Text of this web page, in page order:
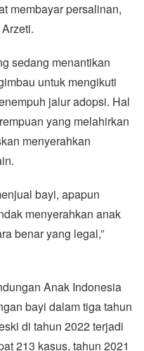
membayar persalinan,
sedang menantikan
untuk mengikuti
jalur adopsi. Hal
yang melahirkan
menyerahkan
bayi, apapun
menyerahkan anak
benar yang legal,”
Anak Indonesia
bayi dalam tiga tahun
di tahun 2022 terjadi
213 kasus, tahun 2021